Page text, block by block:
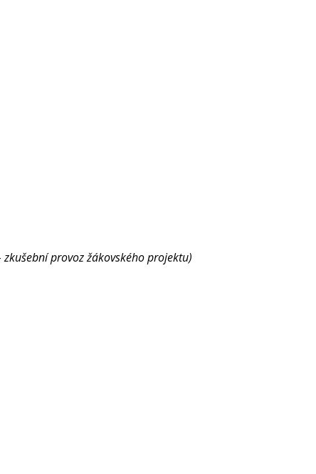
provoz žákovského projektu)